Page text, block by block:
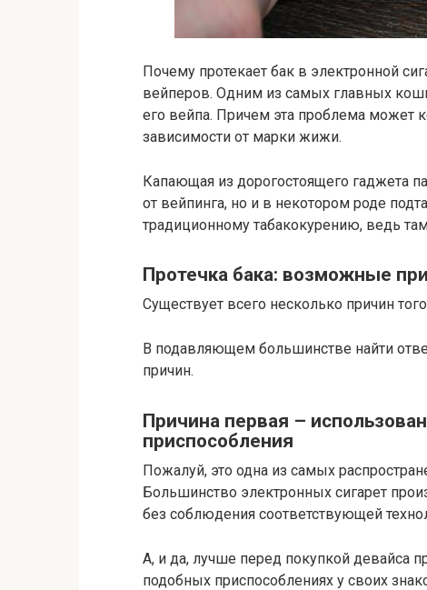
Почему протекает бак в электронной
вейперов. Одним из самых главных
его вейпа. Причем эта проблема может
зависимости от марки жижи.
Капающая из дорогостоящего гаджета
от вейпинга, но и в некотором роде
традиционному табакокурению, ведь
Протечка бака: возможные
Существует всего несколько причин
В подавляющем большинстве найти
причин.
Причина первая –
приспособления
Пожалуй, это одна из самых
Большинство электронных сигарет
без соблюдения соответствующей
А, и да, лучше перед покупкой девайса
подобных приспособлениях у своих